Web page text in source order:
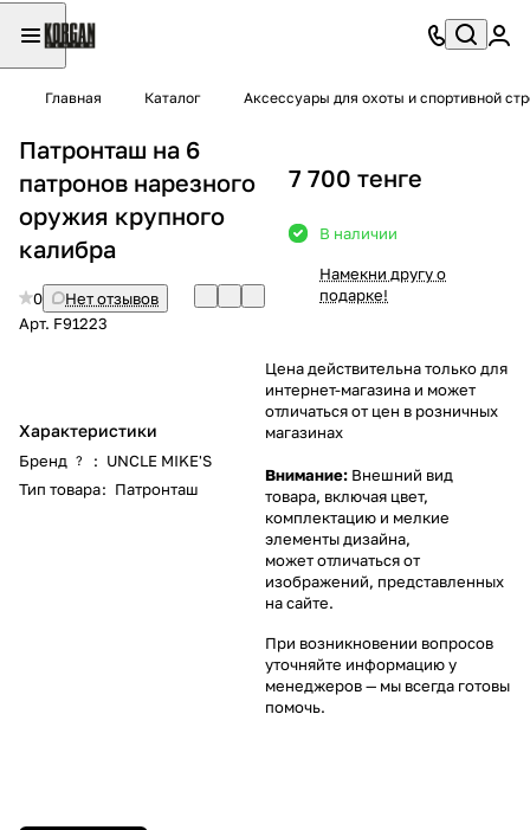
Главная Каталог Аксессуары для охоты и спортивной
Патронташ на 6
патронов нарезного
оружия крупного
калибра
0
Нет отзывов
Арт. F91223
Характеристики
Бренд ? : UNCLE MIKE'S
Тип товара: Патронташ
7 700 тенге
В наличии
Намекни другу о
подарке!
Цена действительна только для
интернет-магазина и может
отличаться от цен в розничных
магазинах
Внимание: Внешний вид
товара, включая цвет,
комплектацию и мелкие
элементы дизайна,
может отличаться от
изображений, представленных
на сайте.
При возникновении вопросов
уточняйте информацию у
менеджеров— мы всегда готовы
помочь.